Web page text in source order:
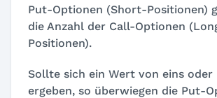
Put-Optionen (Short-Positionen)
die Anzahl der Call-Optionen
Positionen).
Sollte sich ein Wert von eins oder
ergeben, so überwiegen die Put-